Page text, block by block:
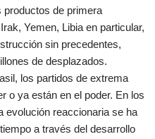
de primera
Yemen, Libia en particular,
sin precedentes,
de desplazados.
los partidos de extrema
o ya están en el poder. En los
evolución reaccionaria se ha
a través del desarrollo